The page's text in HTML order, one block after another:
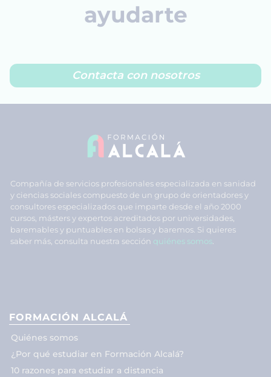
ayudarte
Contacta con nosotros
Compañía de servicios profesionales especializada en sanidad
y ciencias sociales compuesto de un grupo de orientadores y
consultores especializados que imparte desde el año 2000
cursos, másters y expertos acreditados por universidades,
baremables y puntuables en bolsas y baremos. Si quieres
saber más, consulta nuestra sección quiénes somos
FORMACIÓN ALCALÁ
Quiénes somos
¿Por qué estudiar en Formación Alcalá?
10 razones para estudiar a distancia